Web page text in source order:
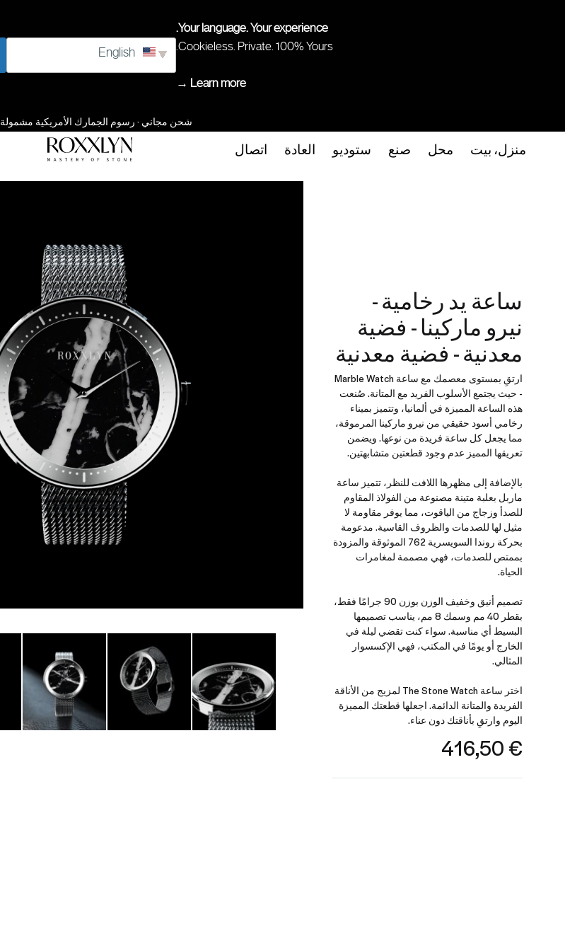
Your language. Your experience.
Cookieless. Private. 100% Yours.
Learn more →
English
شحن مجاني · رسوم الجمارك الأمريكية مشمولة
منزل، بيت محل صنع ستوديو العادة اتصال
ساعة يد رخامية -
نيرو ماركينا - فضية
معدنية - فضية معدنية
ارتقِ بمستوى معصمك مع ساعة Marble Watch
- حيث يجتمع الأسلوب الفريد مع المتانة. صُنعت
هذه الساعة المميزة في ألمانيا، وتتميز بميناء
رخامي أسود حقيقي من نيرو ماركينا المرموقة،
مما يجعل كل ساعة فريدة من نوعها. ويضمن
تعريقها المميز عدم وجود قطعتين متشابهتين.
بالإضافة إلى مظهرها اللافت للنظر، تتميز ساعة
ماربل بعلبة متينة مصنوعة من الفولاذ المقاوم
للصدأ وزجاج من الياقوت، مما يوفر مقاومة لا
مثيل لها للصدمات والظروف القاسية. مدعومة
بحركة روندا السويسرية 762 الموثوقة والمزودة
بممتص للصدمات، فهي مصممة لمغامرات
الحياة.
تصميم أنيق وخفيف الوزن بوزن 90 جرامًا فقط،
بقطر 40 مم وسمك 8 مم، يناسب تصميمها
البسيط أي مناسبة. سواء كنت تقضي ليلة في
الخارج أو يومًا في المكتب، فهي الإكسسوار
المثالي.
اختر ساعة The Stone Watch لمزيج من الأناقة
الفريدة والمتانة الدائمة. اجعلها قطعتك المميزة
اليوم وارتقِ بأناقتك دون عناء.
416,50 €